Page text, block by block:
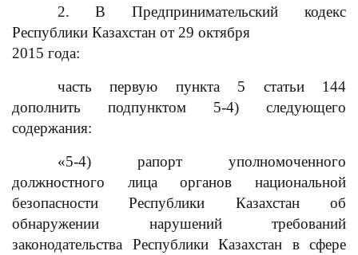
2. В Предпринимательский кодекс
Республики Казахстан от 29 октября
2015 года:
часть первую пункта 5 статьи 144
дополнить подпунктом 5-4) следующего
содержания:
«5-4) рапорт уполномоченного
должностного лица органов национальной
безопасности Республики Казахстан об
обнаружении нарушений требований
законодательства Республики Казахстан в сфере